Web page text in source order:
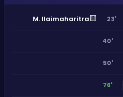
M. Ilaimaharitra🟨 23'
40'
50'
76'